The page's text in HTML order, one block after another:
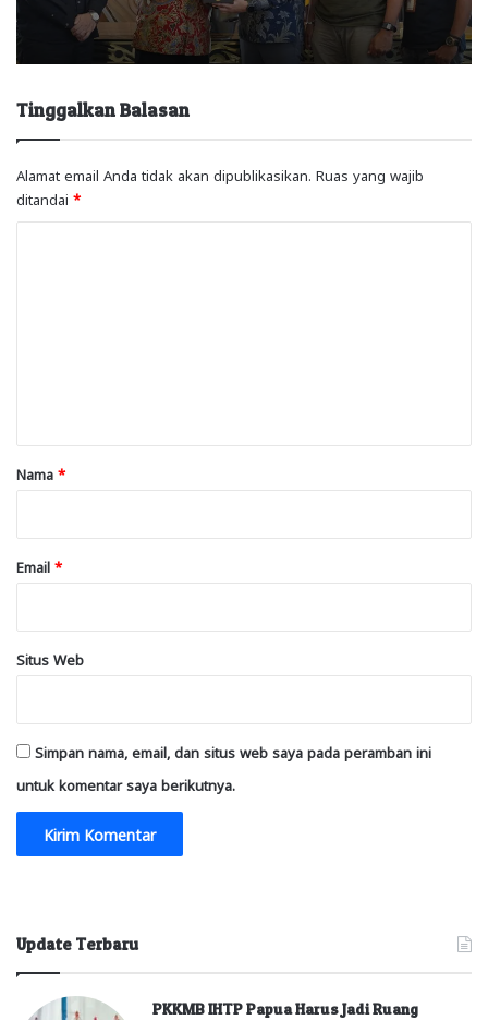
Tinggalkan Balasan
Alamat email Anda tidak akan dipublikasikan. Ruas yang wajib
ditandai *
rNama *
Email *
Situs Web
Simpan nama, email, dan situs web saya pada peramban ini
untuk komentar saya berikutnya.
Update Terbaru
PKKMB IHTP Papua Harus Jadi Ruang